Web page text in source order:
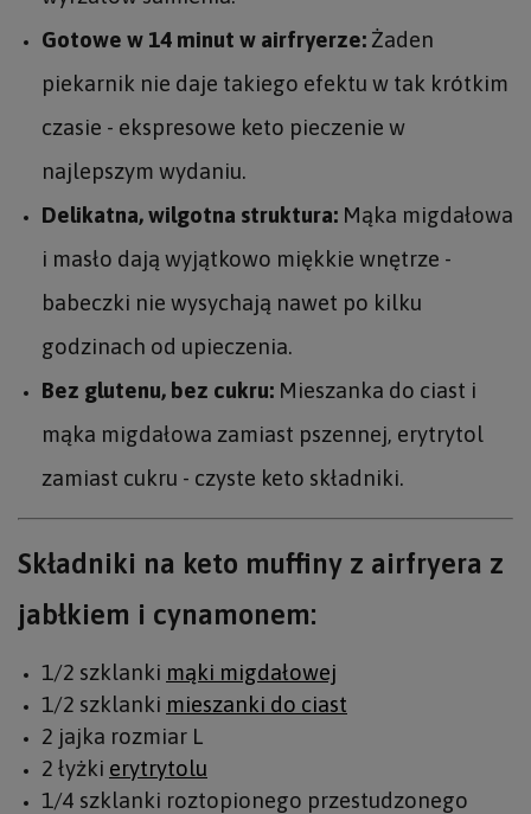
Gotowe w 14 minut w airfryerze: Żaden
piekarnik nie daje takiego efektu w tak krótkim
czasie - ekspresowe keto pieczenie w
najlepszym wydaniu.
Delikatna, wilgotna struktura: Mąka migdałowa
i masło dają wyjątkowo miękkie wnętrze -
babeczki nie wysychają nawet po kilku
godzinach od upieczenia.
Bez glutenu, bez cukru: Mieszanka do ciast i
mąka migdałowa zamiast pszennej, erytrytol
zamiast cukru - czyste keto składniki.
Składniki na keto muffiny z airfryera z
jabłkiem i cynamonem:
1/2 szklanki mąki migdałowej
1/2 szklanki mieszanki do ciast
2 jajka rozmiar L
2 łyżki erytrytolu
1/4 szklanki roztopionego przestudzonego